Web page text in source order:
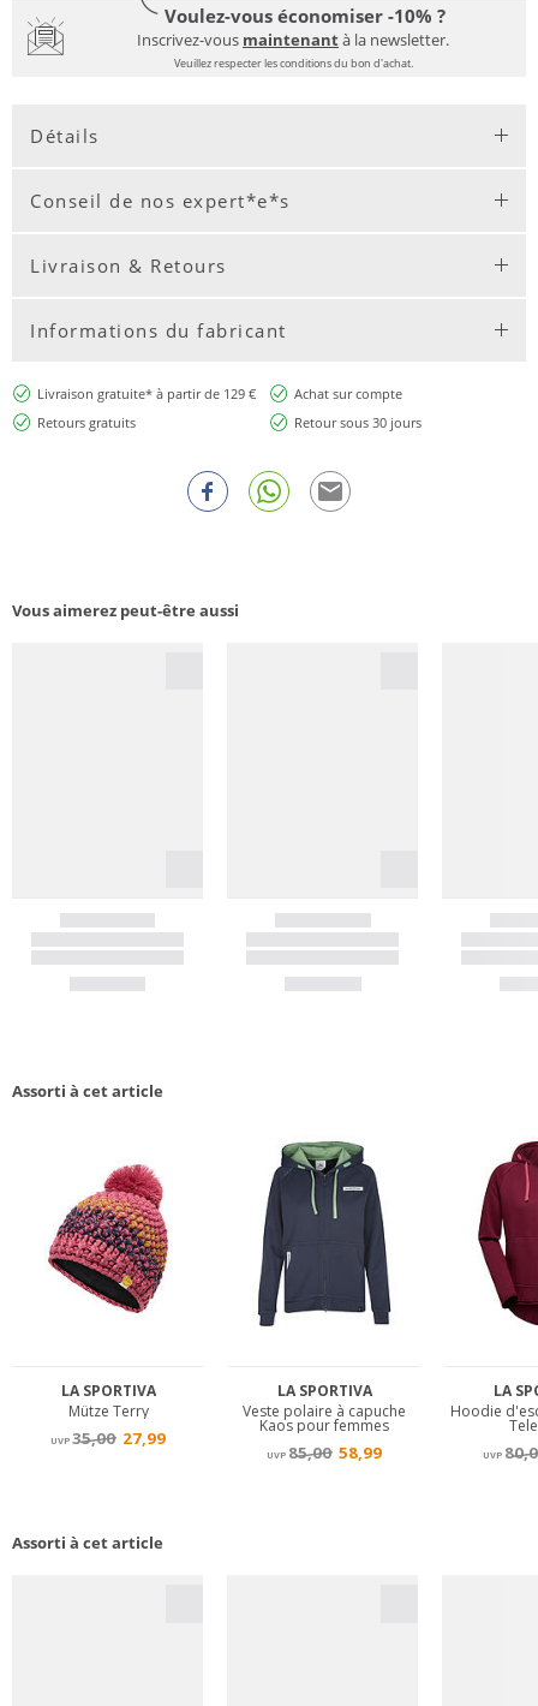
Voulez-vous économiser -10% ?
Inscrivez-vous maintenantà la newsletter.
Veuillez respecter les conditions du bon d'achat.
Détails
Conseil de nos expert*e*s
Livraison & Retours
Informations du fabricant
Livraison gratuite* à partir de 129 €
Achat sur compte
Retours gratuits
Retour sous 30 jours
Vous aimerez peut-être aussi
Assorti à cet article
Assorti à cet article